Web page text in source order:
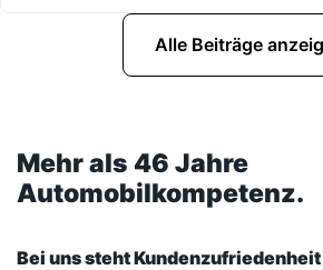
Alle Beiträge
Mehr als 46 Jahre
Automobilkompetenz.
Bei uns steht